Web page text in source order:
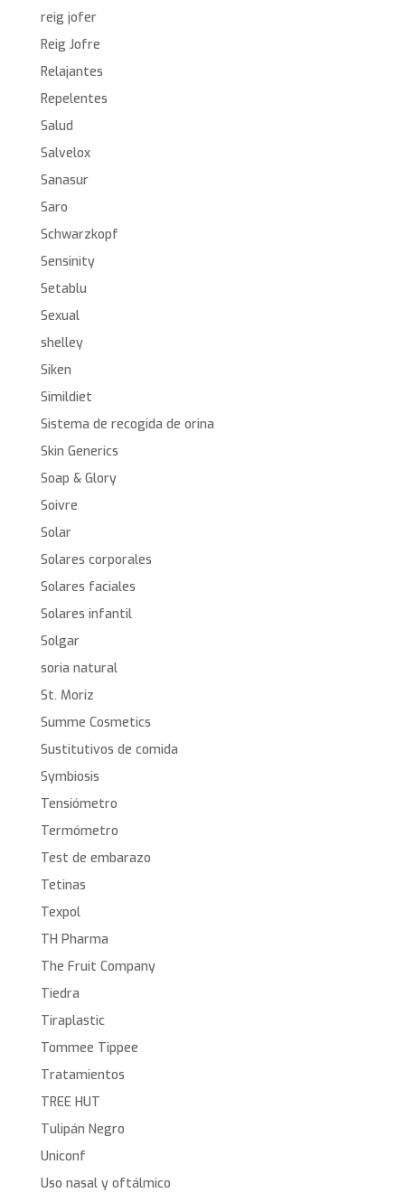
reig jofer
Reig Jofre
Relajantes
Repelentes
Salud
Salvelox
Sanasur
Saro
Schwarzkopf
Sensinity
Setablu
Sexual
shelley
Siken
Simildiet
Sistema de recogida de orina
Skin Generics
Soap & Glory
Soivre
Solar
Solares corporales
Solares faciales
Solares infantil
Solgar
soria natural
St. Moriz
Summe Cosmetics
Sustitutivos de comida
Symbiosis
Tensiómetro
Termómetro
Test de embarazo
Tetinas
Texpol
TH Pharma
The Fruit Company
Tiedra
Tiraplastic
Tommee Tippee
Tratamientos
TREE HUT
Tulipán Negro
Uniconf
Uso nasal y oftálmico